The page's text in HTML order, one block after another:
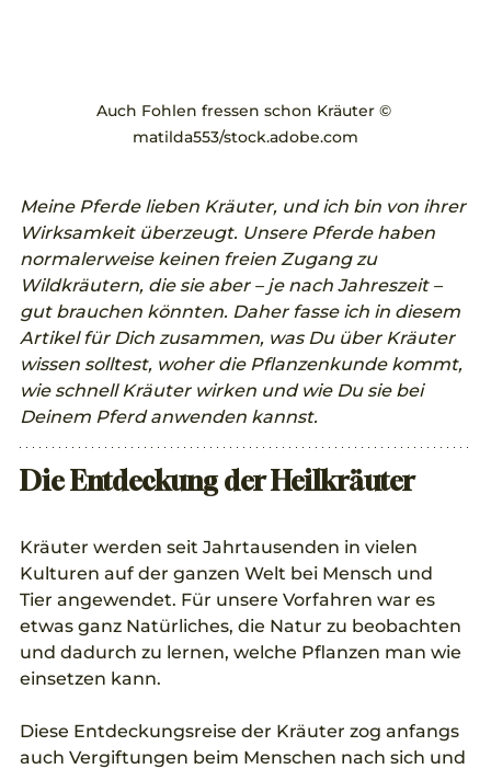
Auch Fohlen fressen schon Kräuter ©
matilda553/stock.adobe.com
Meine Pferde lieben Kräuter, und ich bin von ihrer
Wirksamkeit überzeugt. Unsere Pferde haben
normalerweise keinen freien Zugang zu
Wildkräutern, die sie aber – je nach Jahreszeit –
gut brauchen könnten. Daher fasse ich in diesem
Artikel für Dich zusammen, was Du über Kräuter
wissen solltest, woher die Pflanzenkunde kommt,
wie schnell Kräuter wirken und wie Du sie bei
Deinem Pferd anwenden kannst.
Die Entdeckung der Heilkräuter
Kräuter werden seit Jahrtausenden in vielen
Kulturen auf der ganzen Welt bei Mensch und
Tier angewendet. Für unsere Vorfahren war es
etwas ganz Natürliches, die Natur zu beobachten
und dadurch zu lernen, welche Pflanzen man wie
einsetzen kann.
Diese Entdeckungsreise der Kräuter zog anfangs
auch Vergiftungen beim Menschen nach sich und